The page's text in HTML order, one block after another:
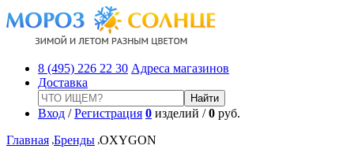
8 (495) 226 22 30 Адреса магазинов
Доставка
Вход /Регистрация 0 изделий /0 руб.
Главная Бренды OXYGON